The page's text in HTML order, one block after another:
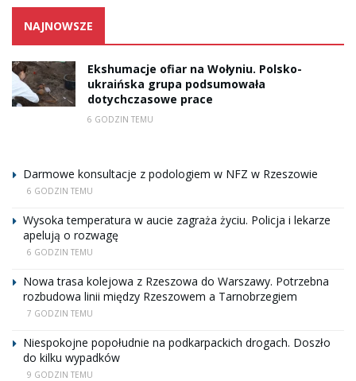
NAJNOWSZE
Ekshumacje ofiar na Wołyniu. Polsko-
ukraińska grupa podsumowała
dotychczasowe prace
6 GODZIN TEMU
Darmowe konsultacje z podologiem w NFZ w Rzeszowie
6 GODZIN TEMU
Wysoka temperatura w aucie zagraża życiu. Policja i lekarze
apelują o rozwagę
6 GODZIN TEMU
Nowa trasa kolejowa z Rzeszowa do Warszawy. Potrzebna
rozbudowa linii między Rzeszowem a Tarnobrzegiem
7 GODZIN TEMU
Niespokojne popołudnie na podkarpackich drogach. Doszło
do kilku wypadków
9 GODZIN TEMU